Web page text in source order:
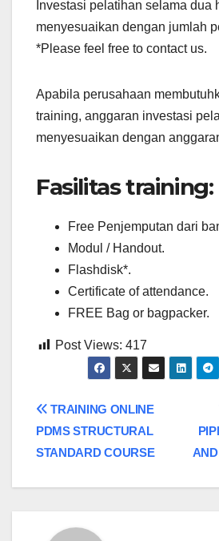
Investasi pelatihan selama dua
menyesuaikan dengan jumlah
*Please feel free to contact us.
Apabila perusahaan
training, anggaran investasi
menyesuaikan dengan
Fasilitas training:
Free Penjemputan dari
Modul / Handout.
Flashdisk*.
Certificate of attendance.
FREE Bag or bagpacker.
Post Views: 417
Post
navigation
TRAINING ONLINE
PDMS STRUCTURAL
STANDARD COURSE